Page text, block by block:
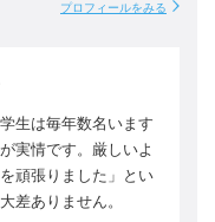
プロフィールをみる
生は毎年数名います
実情です。厳しいよ
頑張りました」とい
差ありません。